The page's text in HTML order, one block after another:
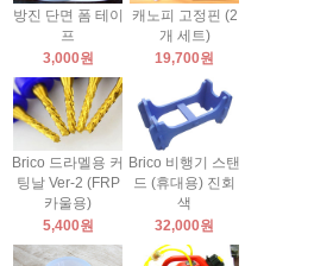
방진 단면 폼 테이
프
3,000원
캐노피 고정핀 (2
개 세트)
19,700원
Brico 드라멜용 커
팅날 Ver-2 (FRP
카울용)
5,400원
Brico 비행기 스탠
드 (휴대용) 진회
색
32,000원